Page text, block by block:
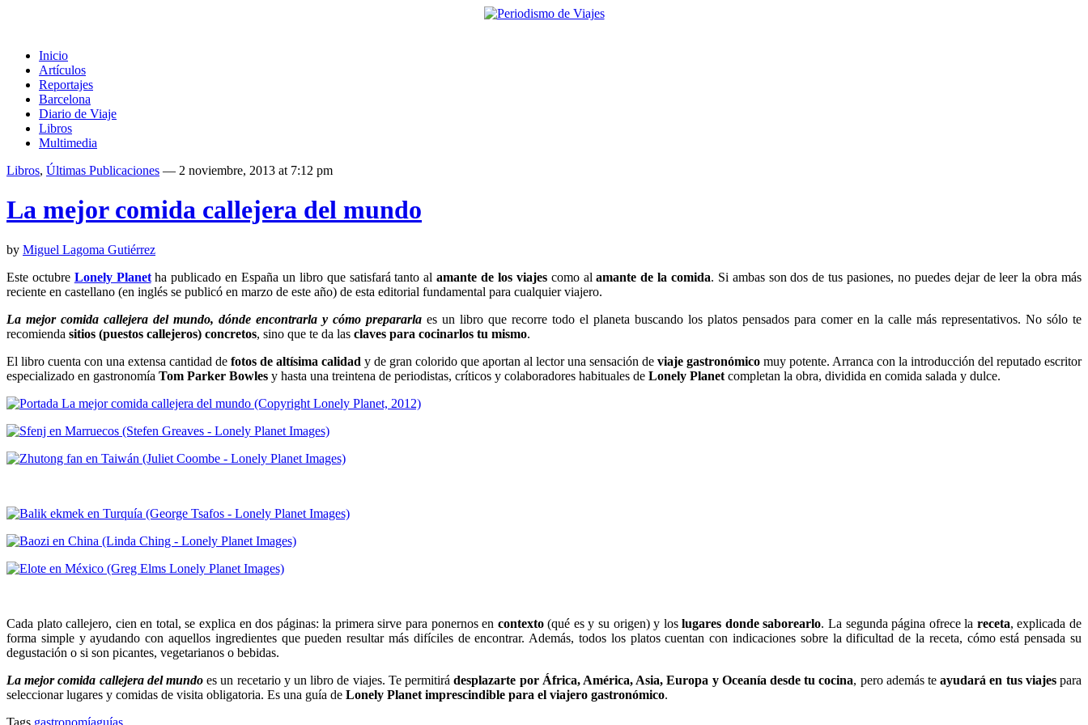
Inicio
Artículos
Reportajes
Barcelona
Diario de Viaje
Libros
Multimedia
Libros, Últimas Publicaciones — 2 noviembre, 2013 at 7:12 pm
La mejor comida callejera del mundo
by Miguel Lagoma Gutiérrez
Este octubre Lonely Planetha publicado en España un libro que satisfará tanto alamante de los viajescomo alamante de la comida. Si ambas son dos de tus pasiones, no puedes dejar de leer la obra más
reciente en castellano (en inglés se publicó en marzo de este año) de esta editorial fundamental para cualquier viajero.
La mejor comida callejera del mundo, dónde encontrarla y cómo prepararla es un libro que recorre todo el planeta buscando los platos pensados para comer en la calle más representativos. No sólo te
recomienda sitios (puestos callejeros) concretos, sino que te da las claves para cocinarlos tu mismo.
El libro cuenta con una extensa cantidad de fotos de altísima calidad y de gran colorido que aportan al lector una sensación de viaje gastronómico muy potente. Arranca con la introducción del reputado escritor
especializado en gastronomía Tom Parker Bowles y hasta una treintena de periodistas, críticos y colaboradores habituales de Lonely Planet completan la obra, dividida en comida salada y dulce.
Cada plato callejero, cien en total, se explica en dos páginas: la primera sirve para ponernos en contexto(qué es y su origen) y loslugares donde saborearlo. La segunda página ofrece la receta, explicada de
forma simple y ayudando con aquellos ingredientes que pueden resultar más difíciles de encontrar. Además, todos los platos cuentan con indicaciones sobre la dificultad de la receta, cómo está pensada su
degustación o si son picantes, vegetarianos o bebidas.
La mejor comida callejera del mundo es un recetario y un libro de viajes. Te permitirádesplazarte por África, América, Asia, Europa y Oceanía desde tu cocina, pero además teayudará en tus viajespara
seleccionar lugares y comidas de visita obligatoria. Es una guía de Lonely Planet imprescindible para el viajero gastronómico.
Tags gastronomíaguías